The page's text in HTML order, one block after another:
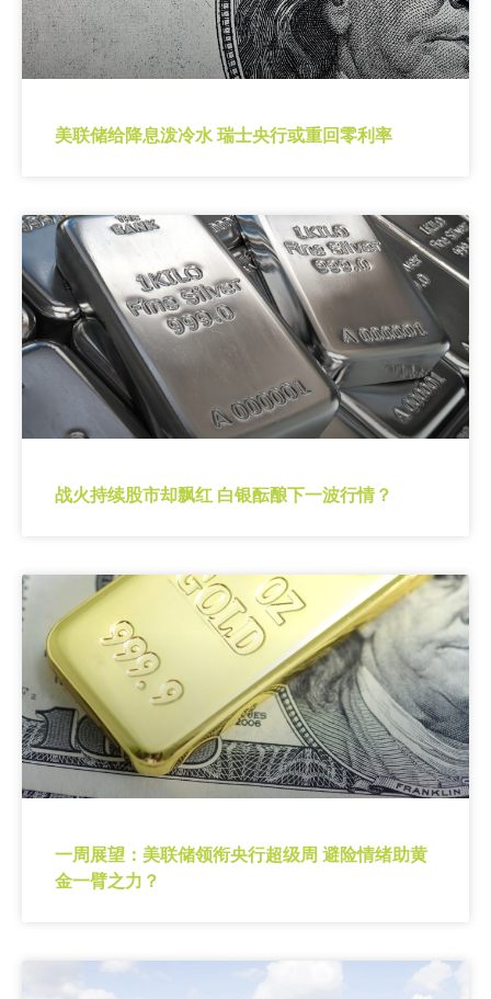
美联储给降息泼冷水 瑞士央行或重回零利率
战火持续股市却飘红 白银酝酿下一波行情？
一周展望：美联储领衔央行超级周 避险情绪助黄
金一臂之力？